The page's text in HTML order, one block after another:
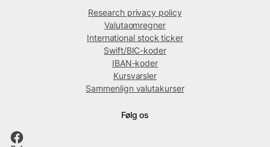
Research privacy policy
Valutaomregner
International stock ticker
Swift/BIC-koder
IBAN-koder
Kursvarsler
Sammenlign valutakurser
Følg os